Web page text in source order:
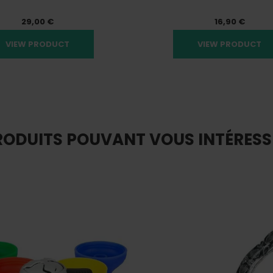
29,00 €
VIEW PRODUCT
16,90 €
VIEW PRODUCT
POUVANT VOUS